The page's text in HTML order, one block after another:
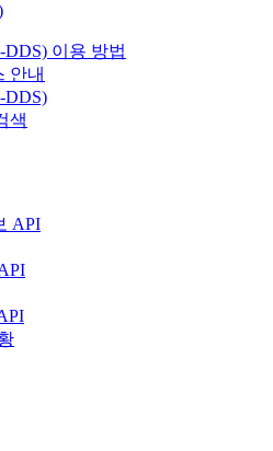
이용 방법
안내
DDS)
색
API